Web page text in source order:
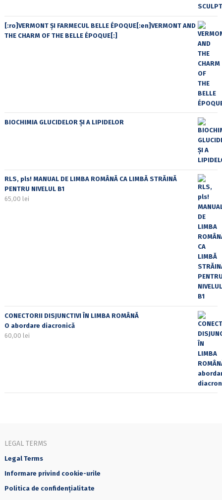
[:ro]VERMONT ȘI FARMECUL BELLE ÉPOQUE[:en]VERMONT AND
THE CHARM OF THE BELLE ÉPOQUE[:]
BIOCHIMIA GLUCIDELOR ȘI A LIPIDELOR
RLS, pls! MANUAL DE LIMBA ROMÂNĂ CA LIMBĂ STRĂINĂ
PENTRU NIVELUL B1
65,00 lei
CONECTORII DISJUNCTIVI ÎN LIMBA ROMÂNĂ
O abordare diacronică
60,00 lei
LEGAL TERMS
Legal Terms
Informare privind cookie-urile
Politica de confidențialitate